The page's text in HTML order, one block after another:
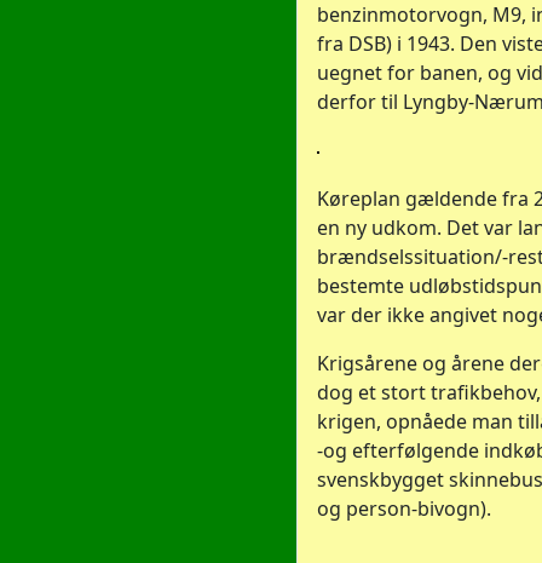
benzinmotorvogn, M9,
fra DSB) i 1943. Den
uegnet for banen, og
derfor til Lyngby-Nærum
Køreplan gældende fra
en ny udkom. Det var
brændselssituation/-
bestemte
var der ikke angivet
Krigsårene og årene
dog et stort
krigen, opnåede man
-og efterfølgende
svenskbygget
og person-bivogn).